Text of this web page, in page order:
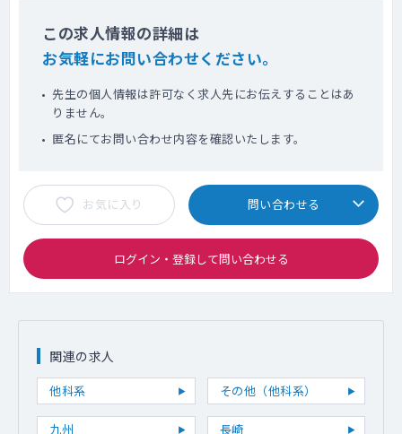
この求人情報の詳細は
お気軽にお問い合わせください。
先生の個人情報は許可なく求人先にお伝えすることはあ
りません。
匿名にてお問い合わせ内容を確認いたします。
お気に入り 問い合わせる
ログイン・登録して問い合わせる
関連の求人
他科系 その他（他科系）
九州 長崎